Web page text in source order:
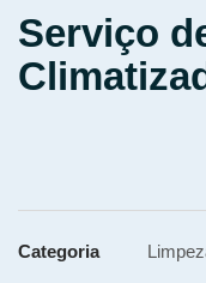
Serviço
Categoria